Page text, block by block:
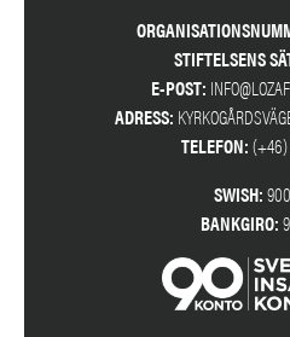
STIFTELSENS
E-POST:
ADRESS:
TELEFON:(+46)
SWISH:
BANKGIRO: